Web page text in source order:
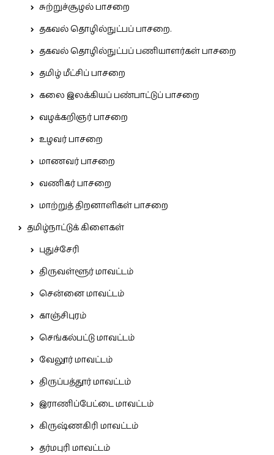
சுற்றுச்சூழல் பாசறை
தகவல் தொழில்நுட்பப் பாசறை.
தகவல் தொழில்நுட்பப் பணியாளர்கள் பாசறை
தமிழ் மீட்சிப் பாசறை
கலை இலக்கியப் பண்பாட்டுப் பாசறை
வழக்கறிஞர் பாசறை
உழவர் பாசறை
மாணவர் பாசறை
வணிகர் பாசறை
மாற்றுத் திறனாளிகள் பாசறை
தமிழ்நாட்டுக் கிளைகள்
புதுச்சேரி
திருவள்ளூர் மாவட்டம்
சென்னை மாவட்டம்
காஞ்சிபுரம்
செங்கல்பட்டு மாவட்டம்
வேலூர் மாவட்டம்
திருப்பத்தூர் மாவட்டம்
இராணிப்பேட்டை மாவட்டம்
கிருஷ்ணகிரி மாவட்டம்
தர்மபுரி மாவட்டம்